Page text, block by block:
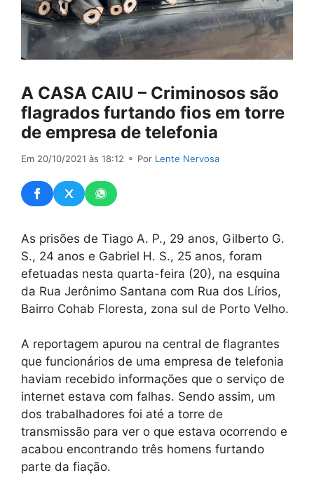
A CASA CAIU – Criminosos são
flagrados furtando fios em torre
de empresa de telefonia
Em 20/10/2021 às 18:12 ⚬ Por Lente Nervosa
As prisões de Tiago A. P., 29 anos, Gilberto G.
S., 24 anos e Gabriel H. S., 25 anos, foram
efetuadas nesta quarta-feira (20), na esquina
da Rua Jerônimo Santana com Rua dos Lírios,
Bairro Cohab Floresta, zona sul de Porto Velho.
A reportagem apurou na central de flagrantes
que funcionários de uma empresa de telefonia
haviam recebido informações que o serviço de
internet estava com falhas. Sendo assim, um
dos trabalhadores foi até a torre de
transmissão para ver o que estava ocorrendo e
acabou encontrando três homens furtando
parte da fiação.